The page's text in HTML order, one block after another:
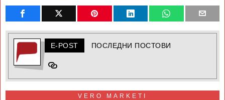
E-POST ПОСЛЕДНИ ПОСТОВИ
VERO MARKETI